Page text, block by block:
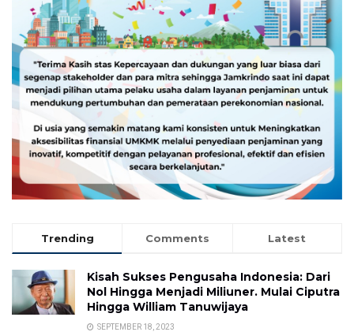
Trending Comments Latest
Kisah Sukses Pengusaha Indonesia: Dari
Nol Hingga Menjadi Miliuner. Mulai Ciputra
Hingga William Tanuwijaya
SEPTEMBER 18, 2023